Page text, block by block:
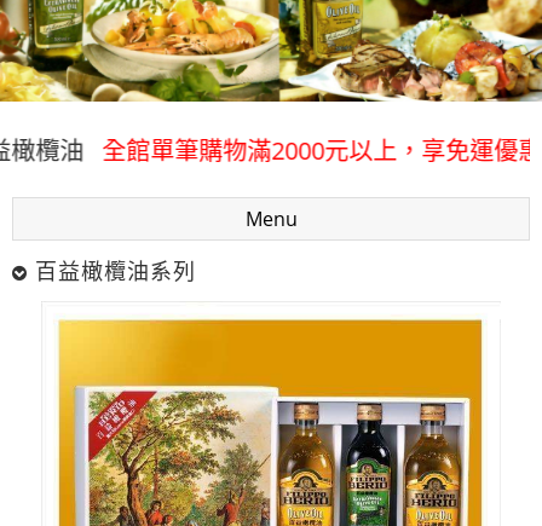
全館單筆購物滿2000元以上，享免運優惠
Menu
百益橄欖油系列